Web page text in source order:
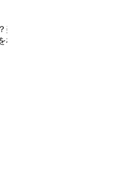
美
札